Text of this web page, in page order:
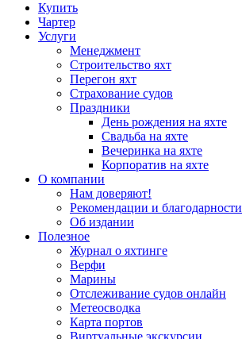
Купить
Чартер
Услуги
Менеджмент
Строительство яхт
Перегон яхт
Страхование судов
Праздники
День рождения на яхте
Свадьба на яхте
Вечеринка на яхте
Корпоратив на яхте
О компании
Нам доверяют!
Рекомендации и благодарности
Об издании
Полезное
Журнал о яхтинге
Верфи
Марины
Отслеживание судов онлайн
Метеосводка
Карта портов